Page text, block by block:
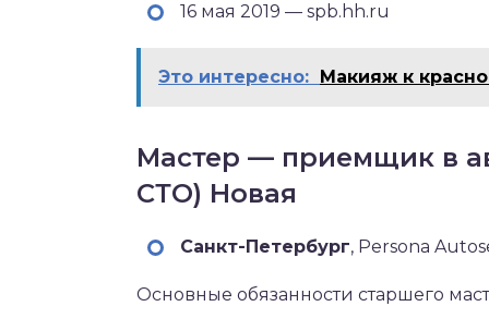
16 мая 2019 — spb.hh.ru
Это интересно: Макияж к
Мастер — приемщик в
СТО) Новая
Санкт-Петербург‎, Persona
Основные обязанности старшего